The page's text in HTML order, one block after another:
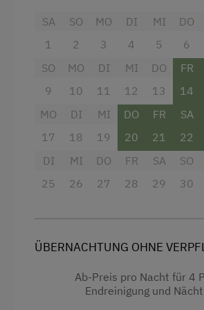
Skilehrer
Skilift
Sommerrodelbahn
Tennishalle
Tennisplatz
Tischtennis
Winterritte
Ausstattung
4 Plattenherd
Radio
Aussicht auf eine
Balkon/Terrasse
Mikrowelle
Reinigungsausstattung in
SA
1
SO
2
MO
3
DI
4
MI
5
DO
6
SO
9
MO
10
DI
11
MI
12
DO
13
FR
14
MO
17
DI
18
MI
19
DO
20
FR
21
SA
22
DI
25
MI
26
DO
27
FR
28
SA
29
SO
30
ÜBERNACHTUNG OHNE
Ab-Preis pro Nacht für 4
Endreinigung und